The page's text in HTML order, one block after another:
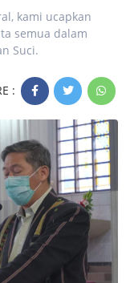
kami ucapkan
semua dalam
Suci.
: